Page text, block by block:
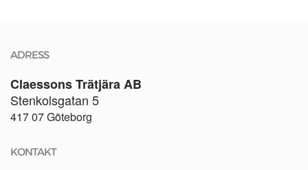
ADRESS
Claessons Trätjära AB
Stenkolsgatan 5
417 07 Göteborg
KONTAKT